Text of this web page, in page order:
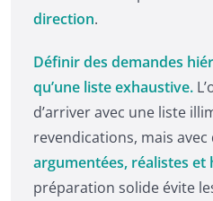
direction.
Définir des demandes
qu’une liste exhaustive.
d’arriver avec une liste
revendications, mais avec
argumentées, réalistes et
préparation solide évite